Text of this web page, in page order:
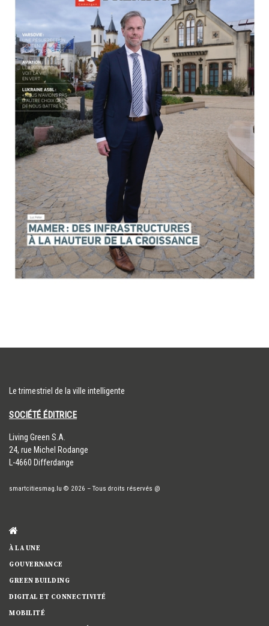
Le trimestriel de la ville intelligente
SOCIÉTÉ ÉDITRICE
​Living Green S.A.
24, rue Michel Rodange
L-4660 Differdange
smartcitiesmag.lu © 2026 – Tous droits réservés @
À LA UNE
GOUVERNANCE
GREEN BUILDING
DIGITAL ET CONNECTIVITÉ
MOBILITÉ